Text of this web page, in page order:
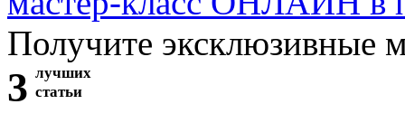
Получите эксклюзивные
3 лучших
статьи